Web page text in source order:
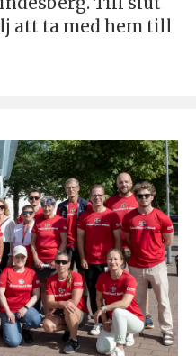
att ta med hem till